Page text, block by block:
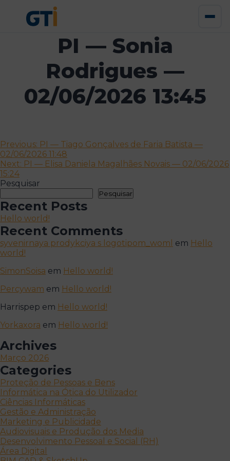
PI — Sonia
Rodrigues —
02/06/2026 13:45
Navegação
de
artigos
Previous: PI — Tiago Gonçalves de Faria Batista —
02/06/2026 11:48
Next: PI — Elisa Daniela Magalhães Novais — 02/06/2026
15:24
Pesquisar
Pesquisar
Recent Posts
Hello world!
Recent Comments
syvenirnaya prodykciya s logotipom_woml em Hello
world!
SimonSoisa em Hello world!
Percywam em Hello world!
Harrispep em Hello world!
Yorkaxora em Hello world!
Archives
Março 2026
Categories
Proteção de Pessoas e Bens
Informática na Ótica do Utilizador
Ciências Informáticas
Gestão e Administração
Marketing e Publicidade
Audiovisuais e Produção dos Media
Desenvolvimento Pessoal e Social (RH)
Área Digital